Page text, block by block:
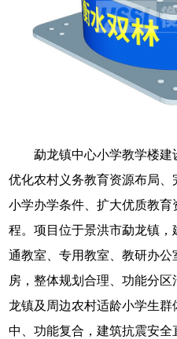
勐龙镇中心小学教学楼
优化农村义务教育资源布局
小学办学条件、扩大优质教
程。项目位于景洪市勐龙镇
通教室、专用教室、教研办
房，整体规划合理、功能分
龙镇及周边农村适龄小学生
中、功能复合，建筑抗震安